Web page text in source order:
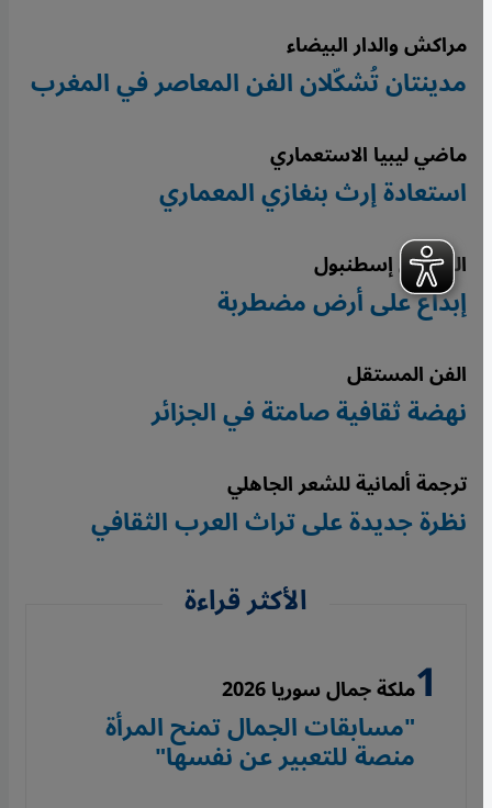
مراكش والدار البيضاء
مدينتان تُشكّلان الفن المعاصر في المغرب
ماضي ليبيا الاستعماري
استعادة إرث بنغازي المعماري
الفن في إسطنبول
إبداع على أرض مضطربة
الفن المستقل
نهضة ثقافية صامتة في الجزائر
ترجمة ألمانية للشعر الجاهلي
نظرة جديدة على تراث العرب الثقافي
الأكثر قراءة
ملكة جمال سوريا 2026
"مسابقات الجمال تمنح المرأة
منصة للتعبير عن نفسها"